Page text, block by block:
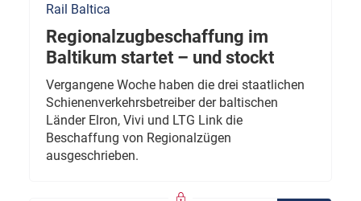
Rail Baltica
Regionalzugbeschaffung im
Baltikum startet – und stockt
Vergangene Woche haben die drei staatlichen
Schienenverkehrsbetreiber der baltischen
Länder Elron, Vivi und LTG Link die
Beschaffung von Regionalzügen
ausgeschrieben.